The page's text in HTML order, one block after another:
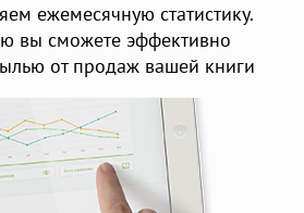
ежемесячную статистику.
вы сможете эффективно
от продаж вашей книги